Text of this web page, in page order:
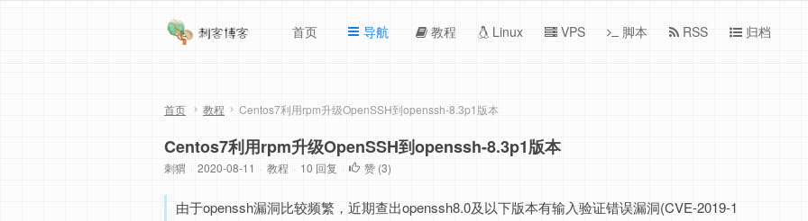
首页 导航 教程 Linux VPS 脚本 RSS 归档
首页 教程 Centos7利用rpm升级OpenSSH到openssh-8.3p1版本
Centos7利用rpm升级OpenSSH到openssh-8.3p1版本
刺猬 · 2020-08-11 · 教程 · 10 回复 · 赞 (3)
由于openssh漏洞比较频繁，近期查出openssh8.0及以下版本有输入验证错误漏洞(CVE-2019-1